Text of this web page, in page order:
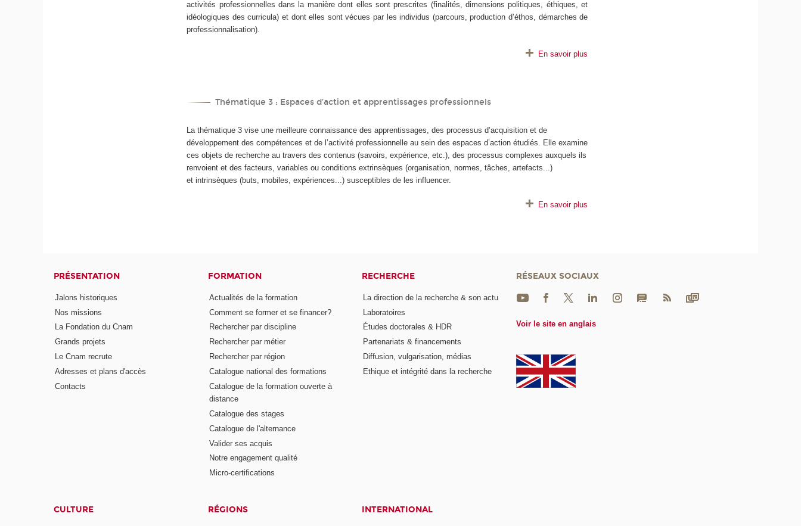
activités professionnelles dans la manière dont elles sont prescrites (finalités, dimensions politiques, éthiques, et
idéologiques des curricula) et dont elles sont vécues par les individus (parcours, production d’éthos, démarches de
professionnalisation).
En savoir plus
Thématique 3 : Espaces d’action et apprentissages professionnels
La thématique 3 vise une meilleure connaissance des apprentissages, des processus d’acquisition et de
développement des compétences et de l’activité professionnelle au sein des espaces d’action étudiés. Elle examine
ces objets de recherche au travers des contenus (savoirs, expérience, etc.), des processus complexes auxquels ils
renvoient et des facteurs, variables ou conditions extrinsèques (organisation, normes, tâches, artefacts...)
et intrinsèques (buts, mobiles, expériences...) susceptibles de les influencer.
En savoir plus
PRÉSENTATION
Jalons historiques
Nos missions
La Fondation du Cnam
Grands projets
Le Cnam recrute
Adresses et plans d'accès
Contacts
FORMATION
Actualités de la formation
Comment se former et se financer?
Rechercher par discipline
Rechercher par métier
Rechercher par région
Catalogue national des formations
Catalogue de la formation ouverte à
distance
Catalogue des stages
Catalogue de l'alternance
Valider ses acquis
Notre engagement qualité
Micro-certifications
RECHERCHE
La direction de la recherche & son actu
Laboratoires
Études doctorales & HDR
Partenariats & financements
Diffusion, vulgarisation, médias
Ethique et intégrité dans la recherche
CULTURE RÉGIONS INTERNATIONAL
RÉSEAUX SOCIAUX
Voir le site en anglais